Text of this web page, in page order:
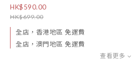
HK$590.00
HK$699.00
全店，香港地區 免運費
全店，澳門地區 免運費
查看更多